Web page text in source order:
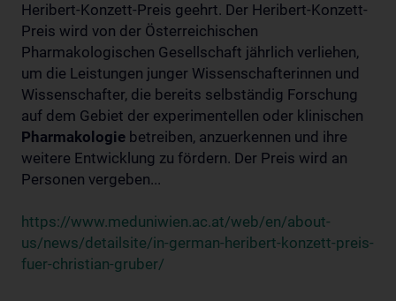
Heribert-Konzett-Preis geehrt. Der Heribert-Konzett-
Preis wird von der Österreichischen
Pharmakologischen Gesellschaft jährlich verliehen,
um die Leistungen junger Wissenschafterinnen und
Wissenschafter, die bereits selbständig Forschung
auf dem Gebiet der experimentellen oder klinischen
Pharmakologie betreiben, anzuerkennen und ihre
weitere Entwicklung zu fördern. Der Preis wird an
Personen vergeben...
https://www.meduniwien.ac.at/web/en/about-
us/news/detailsite/in-german-heribert-konzett-preis-
fuer-christian-gruber/